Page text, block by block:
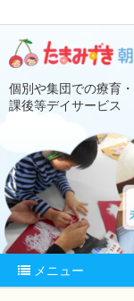
個別や集団での療育
課後等デイサービス
メニュー